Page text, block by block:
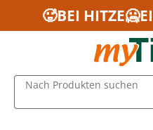
Zum Hauptinhalt springen
Zur Navigation springen
Zur Suche springen
🥵BEI
Nach Produkten suchen